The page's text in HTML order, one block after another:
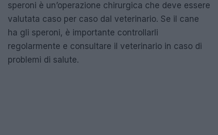
speroni è un’operazione chirurgica che deve essere
valutata caso per caso dal veterinario. Se il cane
ha gli speroni, è importante controllarli
regolarmente e consultare il veterinario in caso di
problemi di salute.